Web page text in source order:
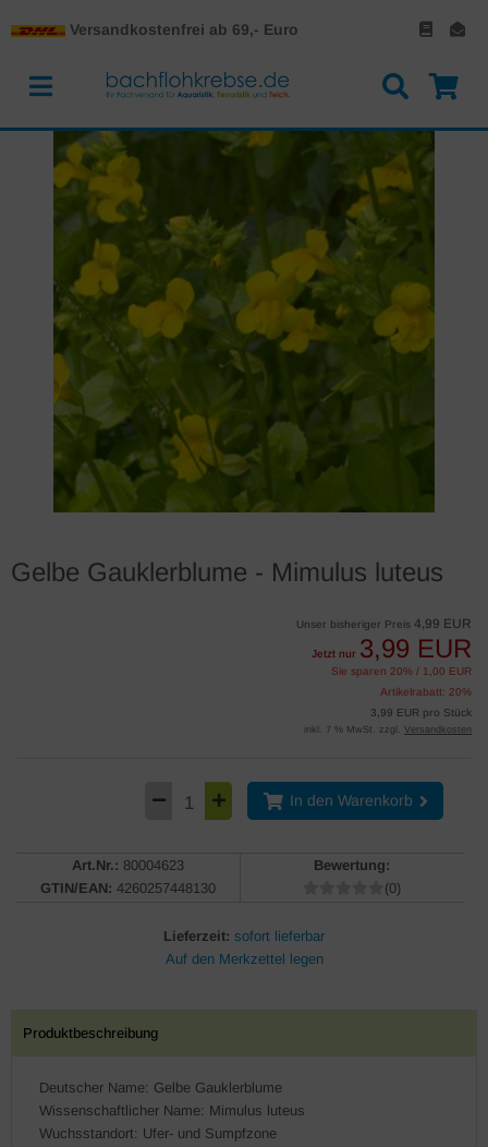
Versandkostenfrei ab 69,- Euro
Gelbe Gauklerblume - Mimulus luteus
Unser bisheriger Preis 4,99 EUR
Jetzt nur 3,99 EUR
Sie sparen 20% / 1,00 EUR
Artikelrabatt: 20%
3,99 EUR pro Stück
inkl. 7 % MwSt. zzgl. Versandkosten
In den Warenkorb
Art.Nr.: 80004623
GTIN/EAN: 4260257448130
Bewertung:
(0)
Lieferzeit: sofort lieferbar
Produktbeschreibung
Deutscher Name: Gelbe Gauklerblume
Wissenschaftlicher Name: Mimulus luteus
Wuchsstandort: Ufer- und Sumpfzone